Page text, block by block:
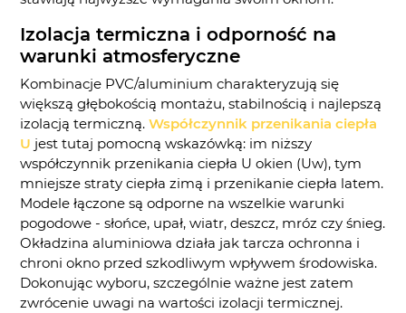
Izolacja termiczna i odporność na
warunki atmosferyczne
Kombinacje PVC/aluminium charakteryzują się
większą głębokością montażu, stabilnością i najlepszą
izolacją termiczną. Współczynnik przenikania ciepła
U jest tutaj pomocną wskazówką: im niższy
współczynnik przenikania ciepła U okien (Uw), tym
mniejsze straty ciepła zimą i przenikanie ciepła latem.
Modele łączone są odporne na wszelkie warunki
pogodowe - słońce, upał, wiatr, deszcz, mróz czy śnieg.
Okładzina aluminiowa działa jak tarcza ochronna i
chroni okno przed szkodliwym wpływem środowiska.
Dokonując wyboru, szczególnie ważne jest zatem
zwrócenie uwagi na wartości izolacji termicznej.